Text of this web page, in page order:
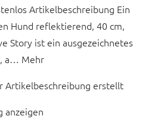
Artikelbeschreibung Ein
Hund reflektierend, 40 cm,
Story ist ein ausgezeichnetes
a… Mehr
Artikelbeschreibung erstellt
anzeigen